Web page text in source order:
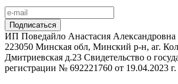
ИП Поведайло Анастасия
223050 Минская обл, Минский р-н, аг.
Дмитриевская д.23 Свидетельство о
регистрации № 692221760 от 19.04.2023 г.